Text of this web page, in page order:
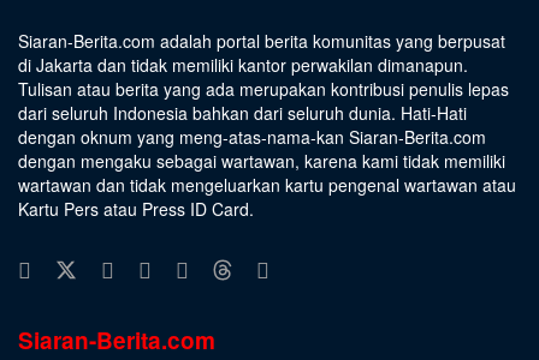
Siaran-Berita.com adalah portal berita komunitas yang berpusat
di Jakarta dan tidak memiliki kantor perwakilan dimanapun.
Tulisan atau berita yang ada merupakan kontribusi penulis lepas
dari seluruh Indonesia bahkan dari seluruh dunia. Hati-Hati
dengan oknum yang meng-atas-nama-kan Siaran-Berita.com
dengan mengaku sebagai wartawan, karena kami tidak memiliki
wartawan dan tidak mengeluarkan kartu pengenal wartawan atau
Kartu Pers atau Press ID Card.
Siaran-Berita.com